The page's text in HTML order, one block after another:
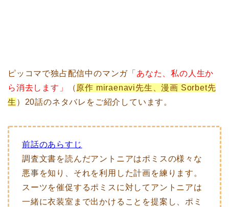
ピッコマで独占配信中のマンガ 「あなた、私の人生か
ら消去します」
（ 原作 miraenavi先生、漫画 Sorbet先
生 ）20話のネタバレをご紹介しています。
前話のあらすじ
調査文書を読んだアントニアはポミスの様々な
悪事を知り、それを利用した計画を練ります。
スーツを催促するポミスに対してアントニアは
一緒に衣装室まで出かけることを提案し、ポミ